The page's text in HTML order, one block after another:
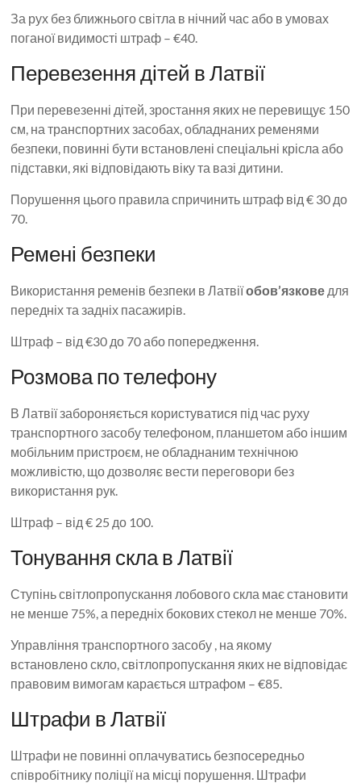
За рух без ближнього світла в нічний час або в умовах
поганої видимості штраф – €40.
Перевезення дітей в Латвії
При перевезенні дітей, зростання яких не перевищує 150
см, на транспортних засобах, обладнаних ременями
безпеки, повинні бути встановлені спеціальні крісла або
підставки, які відповідають віку та вазі дитини.
Порушення цього правила спричинить штраф від € 30 до
70.
Ремені безпеки
Використання ременів безпеки в Латвіїобов’язкове для
передніх та задніх пасажирів.
Штраф – від €30 до 70 або попередження.
Розмова по телефону
В Латвії забороняється користуватися під час руху
транспортного засобу телефоном, планшетом або іншим
мобільним пристроєм, не обладнаним технічною
можливістю, що дозволяє вести переговори без
використання рук.
Штраф – від € 25 до 100.
Тонування скла в Латвії
Ступінь світлопропускання лобового скла має становити
не менше 75%, а передніх бокових стекол не менше 70%.
Управління транспортного засобу , на якому
встановлено скло, світлопропускання яких не відповідає
правовим вимогам карається штрафом – €85.
Штрафи в Латвії
Штрафи не повинні оплачуватись безпосередньо
співробітнику поліції на місці порушення. Штрафи